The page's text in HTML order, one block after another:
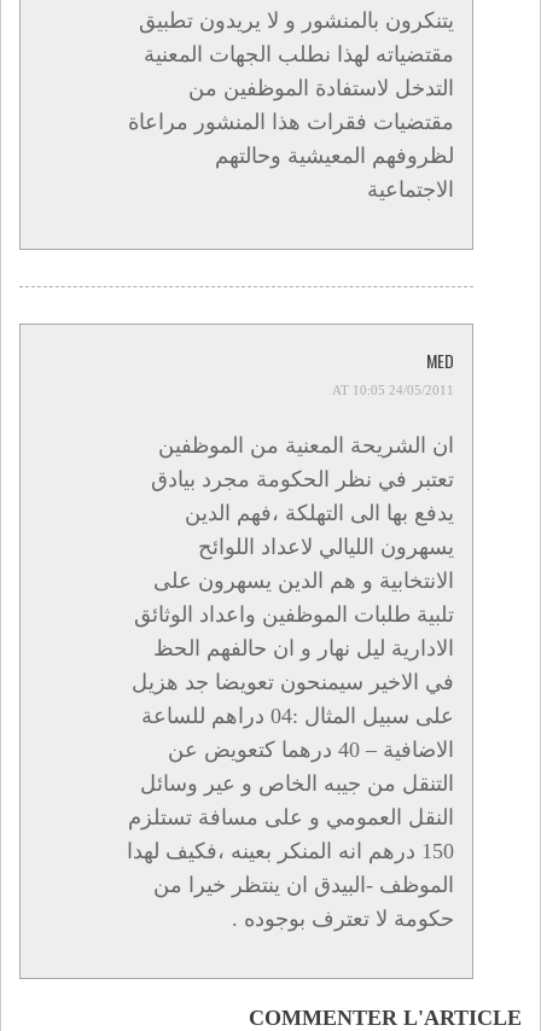
يتنكرون بالمنشور و لا يريدون تطبيق
مقتضياته لهذا نطلب الجهات المعنية
التدخل لاستفادة الموظفين من
مقتضيات فقرات هذا المنشور مراعاة
لظروفهم المعيشية وحالتهم
الاجتماعية
MED
24/05/2011 AT 10:05
ان الشريحة المعنية من الموظفين
تعتبر في نظر الحكومة مجرد بيادق
يدفع بها الى التهلكة ،فهم الدين
يسهرون الليالي لاعداد اللوائح
الانتخابية و هم الدين يسهرون على
تلبية طلبات الموظفين واعداد الوثائق
الادارية ليل نهار و ان حالفهم الحظ
في الاخير سيمنحون تعويضا جد هزيل
على سبيل المثال :04 دراهم للساعة
الاضافية – 40 درهما كتعويض عن
التنقل من جيبه الخاص و عير وسائل
النقل العمومي و على مسافة تستلزم
150 درهم انه المنكر بعينه ،فكيف لهدا
الموظف -البيدق ان ينتظر خيرا من
حكومة لا تعترف بوجوده .
COMMENTER L'ARTICLE